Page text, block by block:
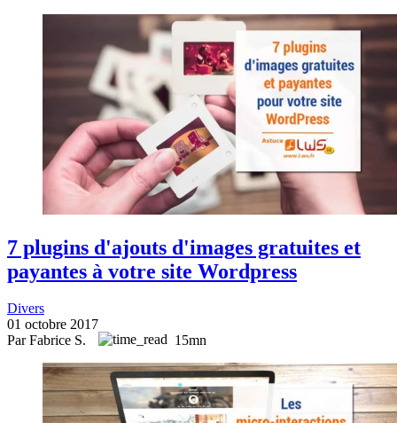
7 plugins d'ajouts d'images gratuites et
payantes à votre site Wordpress
Divers
01 octobre 2017
Par Fabrice S.
15mn